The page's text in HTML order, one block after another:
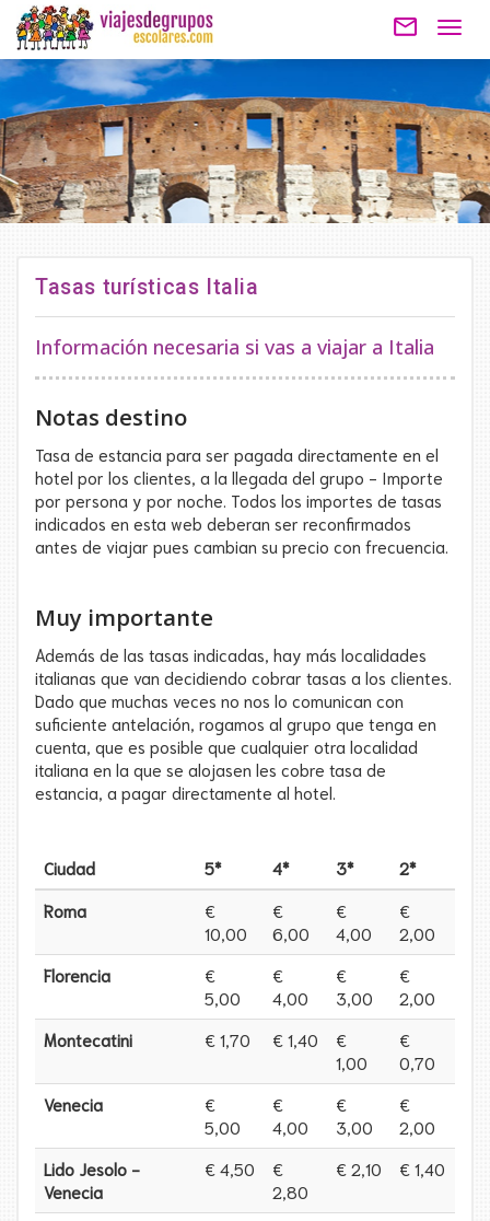
mail_outline
Tasas turísticas Italia
Información necesaria si vas a viajar a Italia
Notas destino
Tasa de estancia para ser pagada directamente en el
hotel por los clientes, a la llegada del grupo - Importe
por persona y por noche. Todos los importes de tasas
indicados en esta web deberan ser reconfirmados
antes de viajar pues cambian su precio con frecuencia.
Muy importante
Además de las tasas indicadas, hay más localidades
italianas que van decidiendo cobrar tasas a los clientes.
Dado que muchas veces no nos lo comunican con
suficiente antelación, rogamos al grupo que tenga en
cuenta, que es posible que cualquier otra localidad
italiana en la que se alojasen les cobre tasa de
estancia, a pagar directamente al hotel.
Ciudad 5* 4* 3*
2*
Roma
€
10,00
€
6,00
€
4,00
€
2,00
Florencia
€
5,00
€
4,00
€
3,00
€
2,00
Montecatini
€ 1,70 € 1,40
€
1,00
€
0,70
Venecia
€
5,00
€
4,00
€
3,00
€
2,00
Lido Jesolo -
Venecia
€ 4,50
€
2,80
€ 2,10 € 1,40